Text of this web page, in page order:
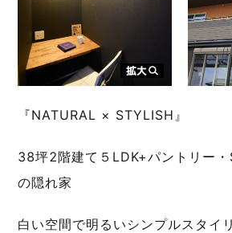
『NATURAL × STYLISH』
38坪2階建て５LDK+パントリー
の隠れ家
白い空間で明るいシンプルスタイ